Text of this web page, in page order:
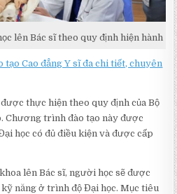
lên Bác sĩ theo quy định hiện hành
Cao đẳng Y sĩ đa chi tiết, chuyên
thực hiện theo quy định của Bộ
Chương trình đào tạo này được
học có đủ điều kiện và được cấp
lên Bác sĩ, người học sẽ được
năng ở trình độ Đại học. Mục tiêu